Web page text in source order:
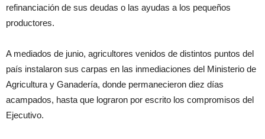
refinanciación de sus deudas o las ayudas a los pequeños
productores.
A mediados de junio, agricultores venidos de distintos puntos del
país instalaron sus carpas en las inmediaciones del Ministerio de
Agricultura y Ganadería, donde permanecieron diez días
acampados, hasta que lograron por escrito los compromisos del
Ejecutivo.